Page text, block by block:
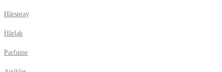
Hårspray
Hårlak
Parfume